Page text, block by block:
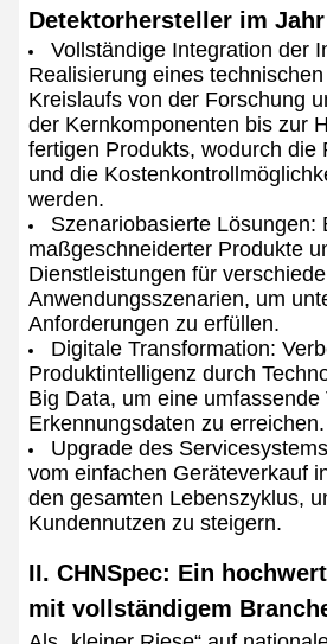
Detektorhersteller im Jahr
Vollständige Integration der
Realisierung eines
Kreislaufs von der Forschung
der Kernkomponenten bis zur
fertigen Produkts, wodurch die
und die
werden.
Szenariobasierte Lösungen:
maßgeschneiderter Produkte
Dienstleistungen für
Anwendungsszenarien, um
Anforderungen zu erfüllen.
Digitale Transformation:
Produktintelligenz durch
Big Data, um eine umfassende
Erkennungsdaten zu erreichen.
Upgrade des
vom einfachen Geräteverkauf
den gesamten Lebenszyklus,
Kundennutzen zu steigern.
II. CHNSpec: Ein
mit vollständigem